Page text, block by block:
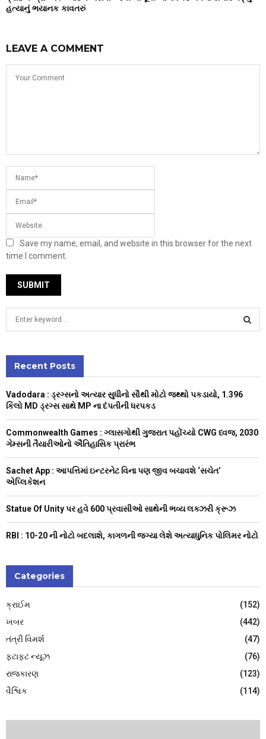
હત્યાનું ભયાનક કાવતરું
LEAVE A COMMENT
Save my name, email, and website in this browser for the next
time I comment.
h
o
C
Recent Posts
Vadodara : ડ્રગ્સનો અત્યાર સુધીનો સૌથી મોટો જથ્થો પકડાયો, 1.396
કિલો MD ડ્રગ્સ સાથે MP ના દંપતીની ધરપકડ
Commonwealth Games : ગ્લાસગોથી ગુજરાત પહોંચ્યો CWG ધ્વજ, 2030
ગેમ્સની તૈયારીઓનો ઐતિહાસિક પ્રારંભ
Sachet App : આપત્તિમાં ઇન્ટરનેટ વિના પણ જીવ બચાવશે ‘સચેત’
એપ્લિકેશન
Statue Of Unity પર હવે 600 પ્રવાસીઓ સાથેની ભવ્ય લક્ઝરી ક્રૂઝ
RBI : ₹10-20 ની નોટો બદલાશે, કાગળની જગ્યા લેશે અત્યાધુનિક પોલિમર નોટો
Categories
ક્રાઈમ
(152)
ખબર
(442)
તંત્રી વિમર્શ
(47)
ફટાફટ ન્યૂઝ
(76)
રાજકારણ
(123)
વૈશ્વિક
(114)